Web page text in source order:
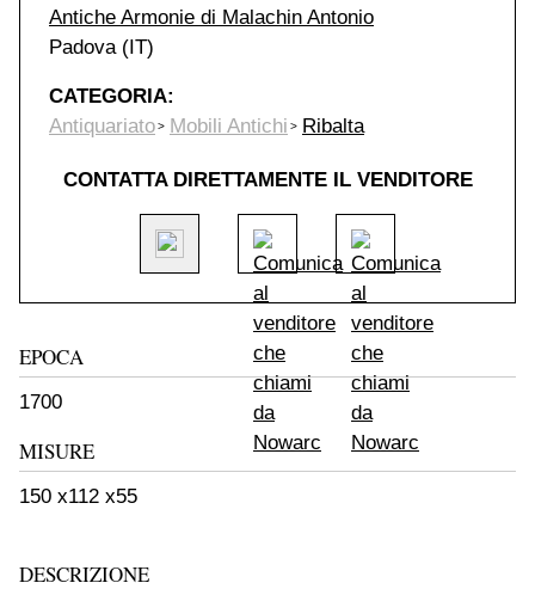
Antiche Armonie di Malachin Antonio
Padova (IT)
CATEGORIA:
Antiquariato
Mobili Antichi Ribalta
CONTATTA DIRETTAMENTE IL VENDITORE
EPOCA
1700
MISURE
150 x112 x55
DESCRIZIONE